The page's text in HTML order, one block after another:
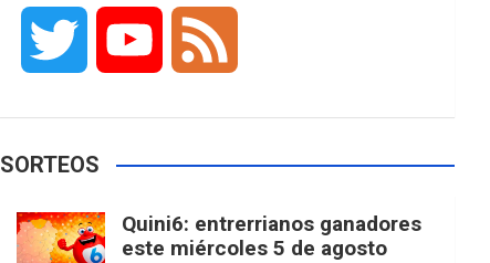
a
b
n
a
i
t
u e
d
SORTEOS
Quini6: entrerrianos ganadores
este miércoles 5 de agosto